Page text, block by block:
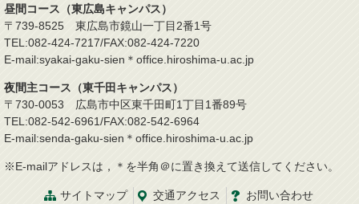
昼間コース（東広島キャンパス）
〒739-8525 東広島市鏡山一丁目2番1号
TEL:082-424-7217/FAX:082-424-7220
E-mail:syakai-gaku-sien＊office.hiroshima-u.ac.jp
夜間主コース（東千田キャンパス）
〒730-0053 広島市中区東千田町1丁目1番89号
TEL:082-542-6961/FAX:082-542-6964
E-mail:senda-gaku-sien＊office.hiroshima-u.ac.jp
※E-mailアドレスは，＊を半角＠に置き換えて送信してください。
サイトマップ 交通アクセス お問い合わせ